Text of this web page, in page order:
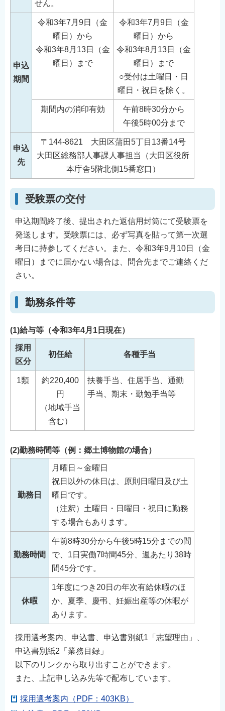
せん。
申込
期間
令和3年7月9日（金
曜日）から
令和3年8月13日（金
曜日）まで
令和3年7月9日（金
曜日）から
令和3年8月13日（金
曜日）まで
○受付は土曜日・日
曜日・祝日を除く。
期間内の消印有効
午前8時30分から
午後5時00分まで
申込
先
〒144-8621 大田区蒲田5丁目13番14号
大田区総務部人事課人事担当（大田区役所
本庁舎5階北側15番窓口）
受験票の交付
申込期間終了後、提出された返信用封筒にて受験票を
発送します。受験票には、必ず写真を貼って第一次選
考日に持参してください。また、令和3年9月10日（金
曜日）までに届かない場合は、問合先までご連絡くだ
さい。
勤務条件等
(1)給与等（令和3年4月1日現在）
採用
区分
初任給 各種手当
1類
約220,400
円
（地域手当
含む）
扶養手当、住居手当、通勤
手当、期末・勤勉手当等
(2)勤務時間等（例：郷土博物館の場合）
勤務日
月曜日～金曜日
祝日以外の休日は、原則日曜日及び土
曜日です。
（注釈）土曜日・日曜日・祝日に勤務
する場合もあります。
勤務時間
午前8時30分から午後5時15分までの間
で、1日実働7時間45分、週あたり38時
間45分です。
休暇
1年度につき20日の年次有給休暇のほ
か、夏季、慶弔、妊娠出産等の休暇が
あります。
採用選考案内、申込書、申込書別紙1「志望理由」、
申込書別紙2「業務目録」
以下のリンクから取り出すことができます。
また、上記申し込み先等で配布しています。
採用選考案内（PDF：403KB）